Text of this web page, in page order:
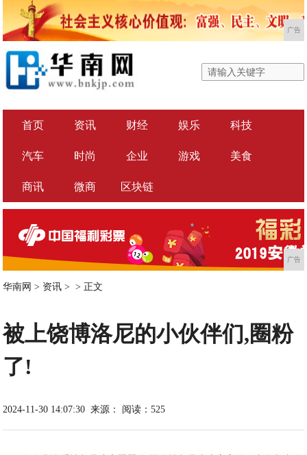
广告
首页 资讯 财经 娱乐 科技
汽车 时尚 企业 游戏 美食
商讯 微商 区块链
广告
华南网 > 资讯 > > 正文
被上饶博洛尼的小伙伴们,圈粉
了!
2024-11-30 14:07:30 来源： 阅读：525